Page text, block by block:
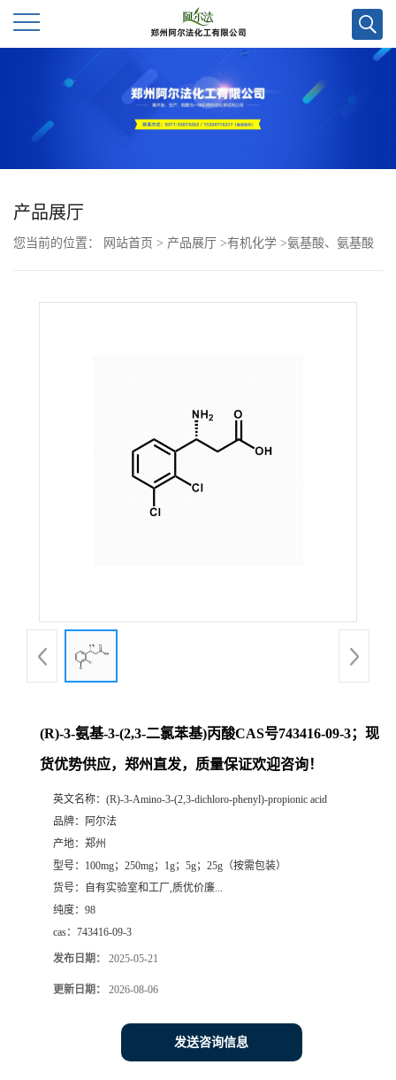
公
厅
产品展厅
您当前的位置： 网站首页 > 产品展厅 >有机化学 >氨基酸、氨基酸
(R)-3-氨基-3-(2,3-二氯苯基)丙酸CAS号743416-09-3；现
货优势供应，郑州直发，质量保证欢迎咨询！
英文名称： (R)-3-Amino-3-(2,3-dichloro-phenyl)-propionic acid
品牌：
阿尔法
产地： 郑州
型号： 100mg；250mg；1g；5g；25g（按需包装）
货号：
自有实验室和工厂,质优价廉...
纯度： 98
cas： 743416-09-3
发布日期： 2025-05-21
更新日期： 2026-08-06
发送咨询信息